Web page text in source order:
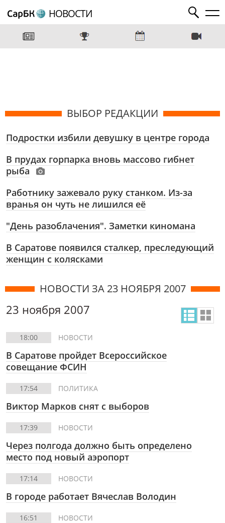
НОВОСТИ
ВЫБОР РЕДАКЦИИ
Подростки избили девушку в центре города
В прудах горпарка вновь массово гибнет
рыба
Работнику зажевало руку станком. Из-за
вранья он чуть не лишился её
"День разоблачения". Заметки киномана
В Саратове появился сталкер, преследующий
женщин с колясками
НОВОСТИ ЗА 23 НОЯБРЯ 2007
23 ноября 2007
18:00 НОВОСТИ
В Саратове пройдет Всероссийское
совещание ФСИН
17:54 ПОЛИТИКА
Виктор Марков снят с выборов
17:39 НОВОСТИ
Через полгода должно быть определено
место под новый аэропорт
17:14 НОВОСТИ
В городе работает Вячеслав Володин
16:51 НОВОСТИ